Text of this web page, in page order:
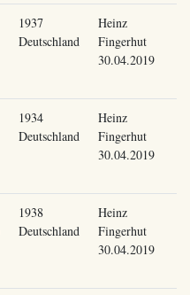
1937
Deutschland
Heinz
Fingerhut
30.04.2019
1934
Deutschland
Heinz
Fingerhut
30.04.2019
1938
Deutschland
Heinz
Fingerhut
30.04.2019